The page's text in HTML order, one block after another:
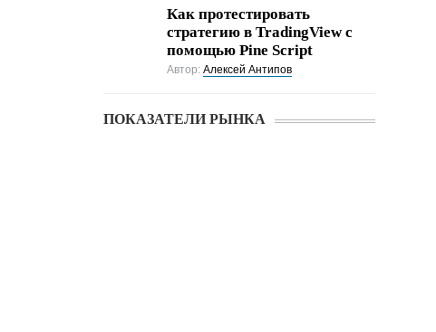
Как протестировать
стратегию в TradingView с
помощью Pine Script
Автор: Алексей Антипов
ПОКАЗАТЕЛИ РЫНКА